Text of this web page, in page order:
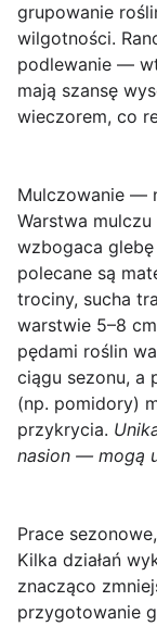
grupowanie
wilgotności.
podlewanie —
mają szansę
wieczorem, co
Mulczowanie —
Warstwa
wzbogaca glebę
polecane są
trociny, sucha
warstwie 5–8
pędami roślin
ciągu sezonu, a
(np. pomidory)
przykrycia.
nasion — mogą
Prace
Kilka działań
znacząco
przygotowanie